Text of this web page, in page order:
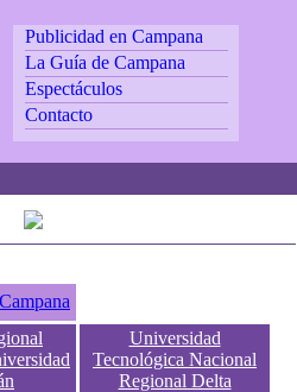
Publicidad en Campana
La Guía de Campana
Espectáculos
Contacto
Universidad
Tecnológica Nacional
Regional Delta